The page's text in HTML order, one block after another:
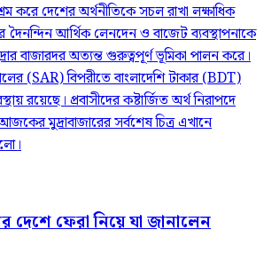
করে দেশের অর্থনীতিকে সচল রাখা লক্ষাধিক
দৈনন্দিন আর্থিক লেনদেন ও বাজেট ব্যবস্থাপনাকে
বাজারদর অত্যন্ত গুরুত্বপূর্ণ ভূমিকা পালন করে।
(SAR) বিপরীতে বাংলাদেশি টাকার (BDT)
রয়েছে। প্রবাসীদের কষ্টার্জিত অর্থ নিরাপদে
মুদ্রাবাজারের সর্বশেষ চিত্র এখানে
দেশে ফেরা নিয়ে যা জানালেন